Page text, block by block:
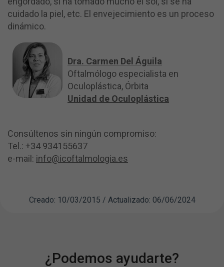
cuidado la piel, etc. El envejecimiento es un proceso
dinámico.
Dra. Carmen Del Águila
Oftalmólogo especialista en
Oculoplástica, Órbita
Unidad de Oculoplástica
Consúltenos sin ningún compromiso:
Tel.: +34 934155637
e-mail: info@icoftalmologia.es
Creado: 10/03/2015 / Actualizado: 06/06/2024
¿Podemos ayudarte?